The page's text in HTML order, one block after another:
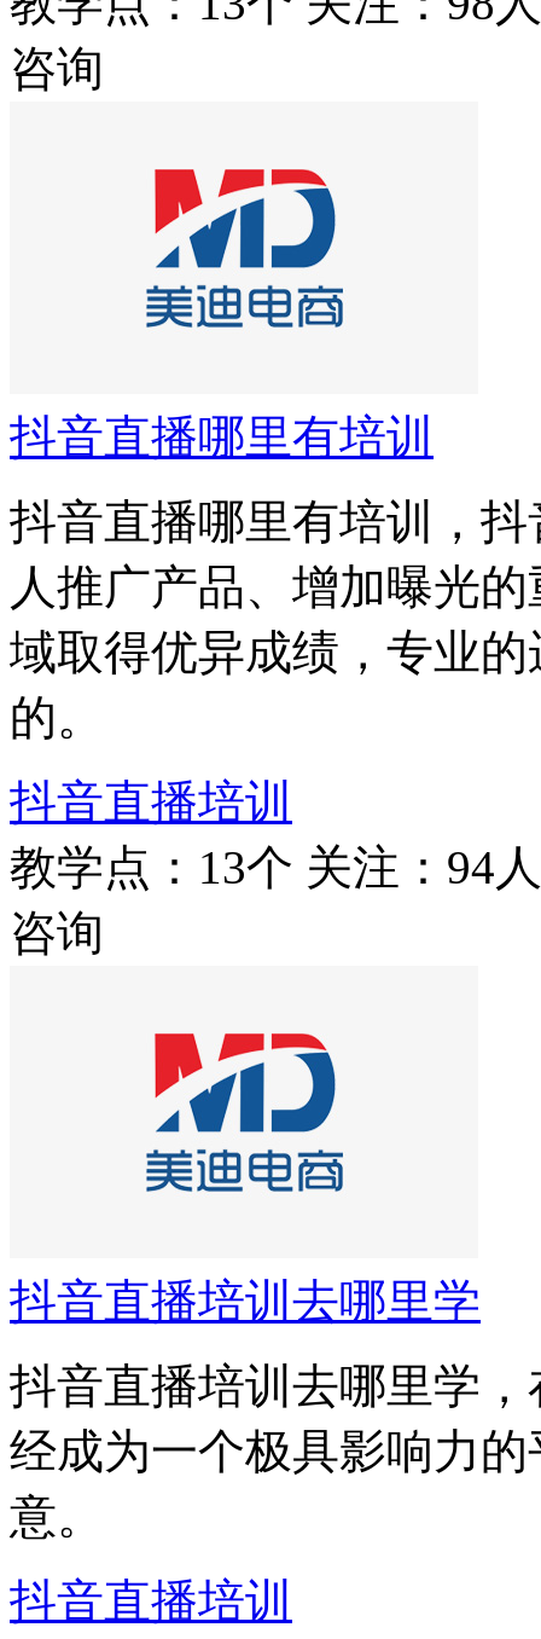
咨询
抖音直播哪里有培训
抖音直播哪里有培训，
人推广产品、增加曝光
域取得优异成绩，专业
的。
抖音直播培训
教学点：13个 关注：94人
咨询
抖音直播培训去哪里学
抖音直播培训去哪里学
经成为一个极具影响力
意。
抖音直播培训